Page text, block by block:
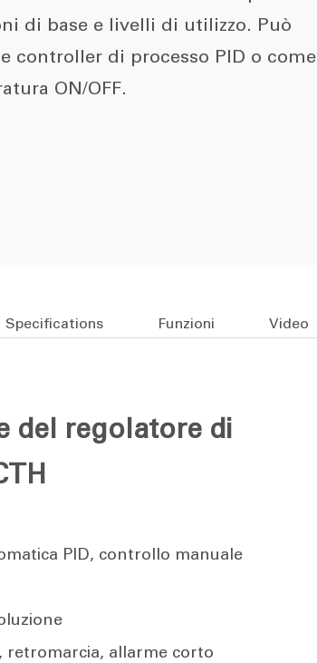
di base e livelli di utilizzo. Può
controller di processo PID o come
ON/OFF.
Specifications Funzioni Video
del regolatore di
PID, controllo manuale
retromarcia, allarme corto